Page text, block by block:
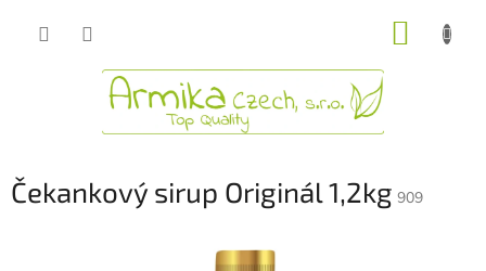
Čekankový sirup Originál 1,2kg 909